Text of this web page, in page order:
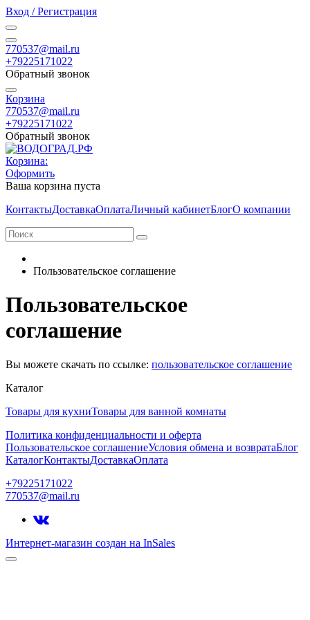
Вход / Регистрация
770537@mail.ru
+79225171022
Обратный звонок
Корзина
770537@mail.ru
+79225171022
Обратный звонок
Корзина:
Оформить
Ваша корзина пуста
КонтактыДоставкаОплатаЛичный кабинетБлогО компании
Пользовательское соглашение
Пользовательское
соглашение
Вы можете скачать по ссылке: пользовательское соглашение
Каталог
Товары для кухниТовары для ванной комнаты
Политика конфиденциальности и оферта
Пользовательское соглашениеУсловия обмена и возвратаБлог
КаталогКонтактыДоставкаОплата
+79225171022
770537@mail.ru
Интернет-магазин создан на InSales